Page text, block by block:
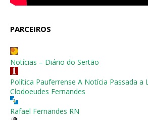
PARCEIROS
Notícias – Diário do Sertão
Política Pauferrense A Notícia Passada a
Clodoeudes Fernandes
Rafael Fernandes RN